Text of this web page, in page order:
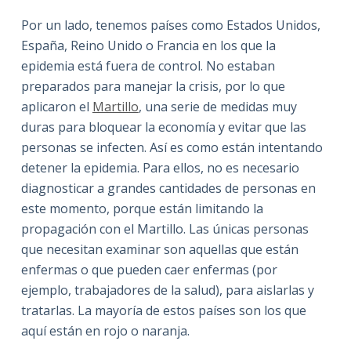
Por un lado, tenemos países como Estados Unidos,
España, Reino Unido o Francia en los que la
epidemia está fuera de control. No estaban
preparados para manejar la crisis, por lo que
aplicaron el Martillo, una serie de medidas muy
duras para bloquear la economía y evitar que las
personas se infecten. Así es como están intentando
detener la epidemia. Para ellos, no es necesario
diagnosticar a grandes cantidades de personas en
este momento, porque están limitando la
propagación con el Martillo. Las únicas personas
que necesitan examinar son aquellas que están
enfermas o que pueden caer enfermas (por
ejemplo, trabajadores de la salud), para aislarlas y
tratarlas. La mayoría de estos países son los que
aquí están en rojo o naranja.